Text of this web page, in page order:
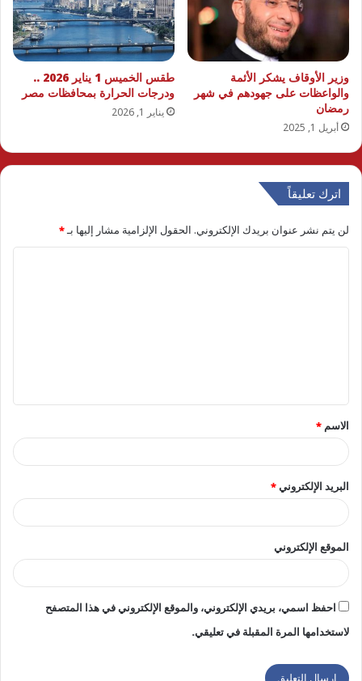
وزير الأوقاف يشكر الأئمة
والواعظات على جهودهم في شهر
رمضان
أبريل 1, 2025
طقس الخميس 1 يناير 2026 ..
ودرجات الحرارة بمحافظات مصر
يناير 1, 2026
اترك تعليقاً
لن يتم نشر عنوان بريدك الإلكتروني. الحقول الإلزامية مشار إليها بـ*
ق
*
الاسم *
البريد الإلكتروني*
الموقع الإلكتروني
احفظ اسمي، بريدي الإلكتروني، والموقع الإلكتروني في هذا المتصفح
لاستخدامها المرة المقبلة في تعليقي.